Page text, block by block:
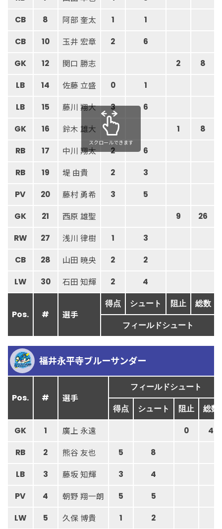
CB 8 阿部 奎太 1 1
CB 10 玉井 宏章 2 6
GK 12 関口 勝志 2 8
LB 14 佐藤 立盛 0 1
LB 15 藤川 翔大 3 6
GK 16 鈴木 雄大 1 8
RB 17 中川 翔太 2 6
RB 19 堤 由貴 2 3
PV 20 藤村 勇希 3 5
GK 21 西原 雄聖 9 26
RW 27 浅川 律樹 1 3
CB 28 山田 暁央 2 2
LW 30 石田 知輝 2 4
Pos. # 選手
得点 シュート 阻止 総数
フィールドシュート
スクロールできます
福井永平寺ブルーサンダー
Pos. # 選手
フィールドシュート
得点 シュート 阻止 総数
GK 1 廣上 永遠 0 4
RB 2 熊谷 友也 5 8
LB 3 藤坂 知輝 3 4
PV 4 朝野 翔一朗 5 5
LW 5 久保 博貴 1 2